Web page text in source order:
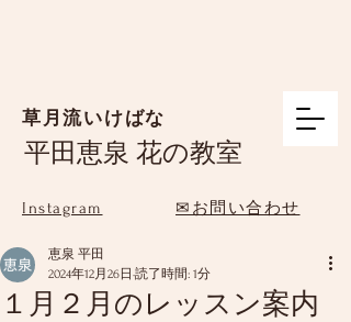
草月流いけばな
平田恵泉 花の教室
Instagram ✉お問い合わせ
１月２月のレッスン案内
恵泉 平田
2024年12月26日 読了時間: 1分